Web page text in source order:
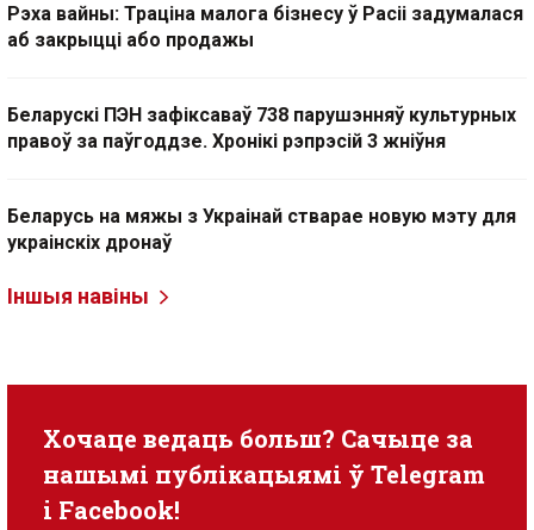
Рэха вайны: Траціна малога бізнесу ў Расіі задумалася
аб закрыцці або продажы
Беларускі ПЭН зафіксаваў 738 парушэнняў культурных
правоў за паўгоддзе. Хронікі рэпрэсій 3 жніўня
Беларусь на мяжы з Украінай стварае новую мэту для
украінскіх дронаў
Іншыя навіны
Хочаце ведаць больш? Сачыце за
нашымі публікацыямі ў Telegram
i Facebook!